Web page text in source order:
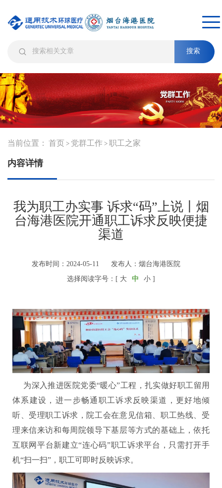
搜索
当前位置： 首页 > 党群工作 > 职工之家
内容详情
我为职工办实事 诉求“码”上说丨烟
台海港医院开通职工诉求反映便捷
渠道
发布时间：2024-05-11
发布人：烟台海港医院
选择阅读字号：[ 大 中 小 ]
为深入推进医院党委“暖心”工程，扎实做好职工留用
体系建设，进一步畅通职工诉求反映渠道，更好地倾
听、受理职工诉求，院工会在意见信箱、职工热线、受
理来信来访和每周院领导下基层等方式的基础上，依托
互联网平台新建立“连心码”职工诉求平台，只需打开手
机“扫一扫”，职工可即时反映诉求。